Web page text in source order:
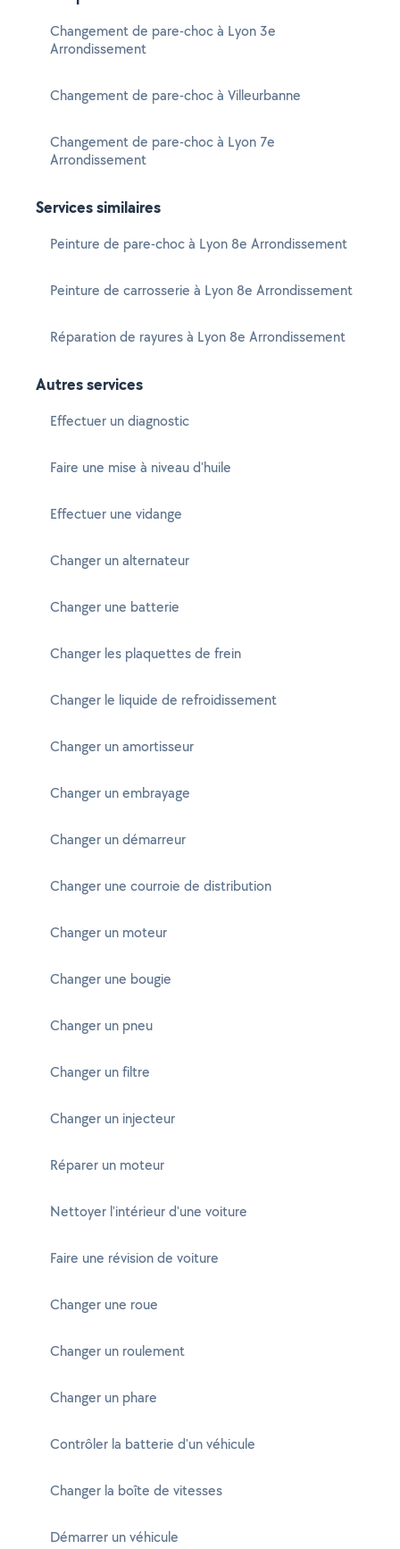
Changement de pare-choc à Lyon 3e
Arrondissement
Changement de pare-choc à Villeurbanne
Changement de pare-choc à Lyon 7e
Arrondissement
Services similaires
Peinture de pare-choc à Lyon 8e Arrondissement
Peinture de carrosserie à Lyon 8e Arrondissement
Réparation de rayures à Lyon 8e Arrondissement
Autres services
Effectuer un diagnostic
Faire une mise à niveau d'huile
Effectuer une vidange
Changer un alternateur
Changer une batterie
Changer les plaquettes de frein
Changer le liquide de refroidissement
Changer un amortisseur
Changer un embrayage
Changer un démarreur
Changer une courroie de distribution
Changer un moteur
Changer une bougie
Changer un pneu
Changer un filtre
Changer un injecteur
Réparer un moteur
Nettoyer l'intérieur d'une voiture
Faire une révision de voiture
Changer une roue
Changer un roulement
Changer un phare
Contrôler la batterie d'un véhicule
Changer la boîte de vitesses
Démarrer un véhicule